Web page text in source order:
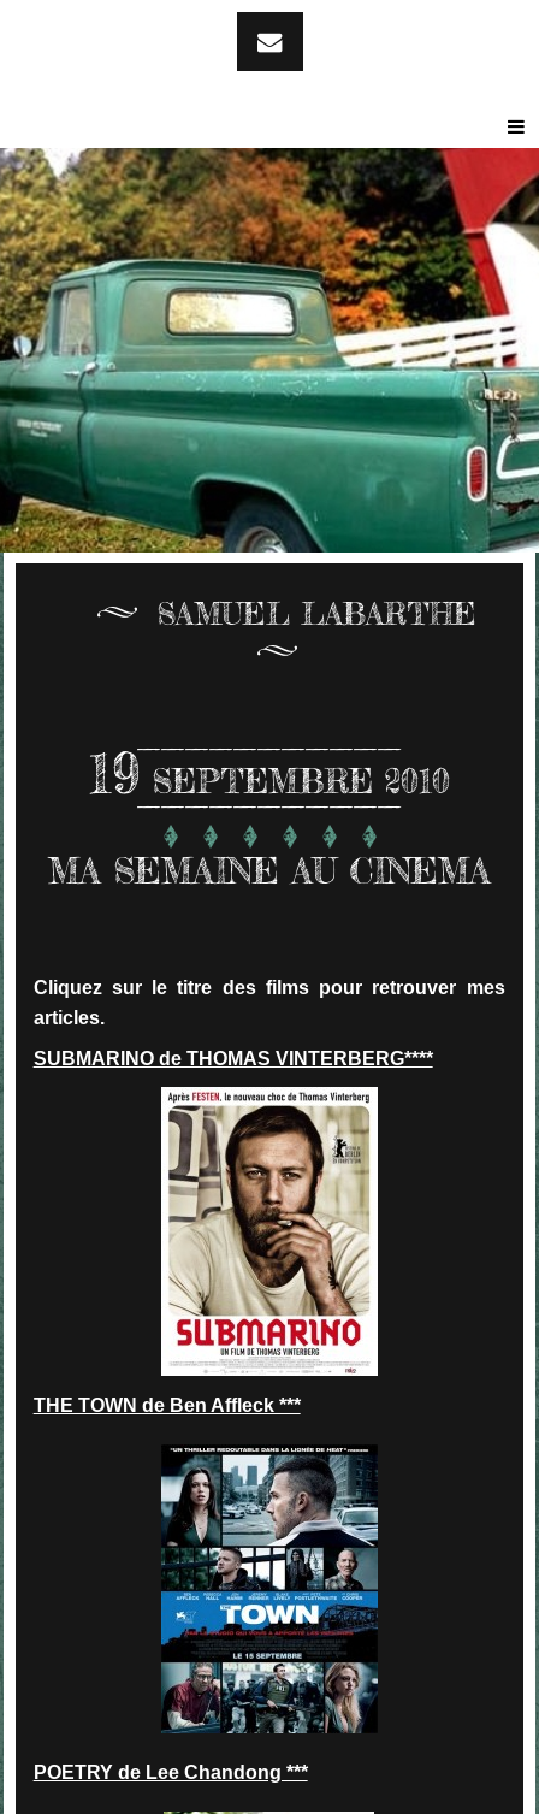
SAMUEL LABARTHE
19 SEPTEMBRE 2010
MA SEMAINE AU CINEMA
Cliquez sur le titre des films pour retrouver mes
articles.
SUBMARINO de THOMAS VINTERBERG****
THE TOWN de Ben Affleck ***
POETRY de Lee Chandong ***